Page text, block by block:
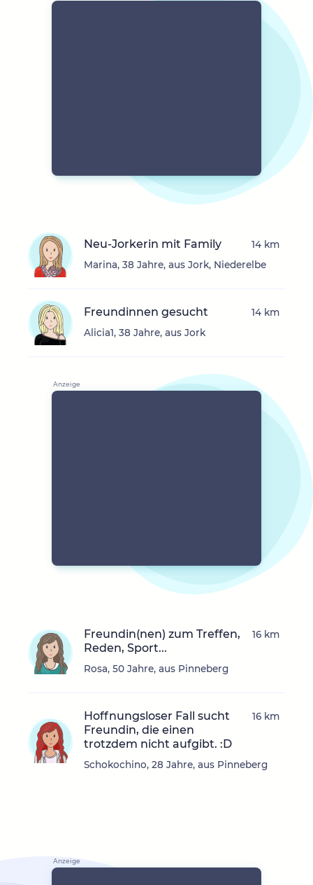
Neu-Jorkerin mit Family
Marina, 38 Jahre, aus Jork, Niederelbe
14 km
Freundinnen gesucht
Alicia1, 38 Jahre, aus Jork
14 km
Freundin(nen) zum Treffen,
Reden, Sport...
Rosa, 50 Jahre, aus Pinneberg
16 km
Hoffnungsloser Fall sucht
Freundin, die einen
trotzdem nicht aufgibt. :D
Schokochino, 28 Jahre, aus Pinneberg
16 km